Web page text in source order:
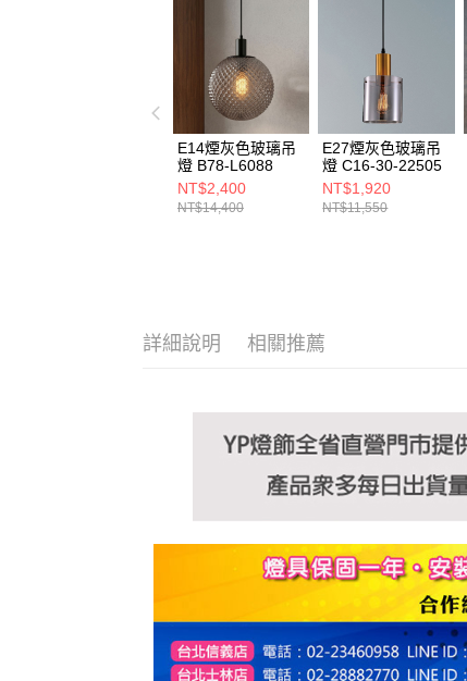
E14煙灰色玻璃吊
燈 B78-L6088
NT$2,400
NT$14,400
E27煙灰色玻璃吊
燈 C16-30-22505
NT$1,920
NT$11,550
詳細說明 相關推薦